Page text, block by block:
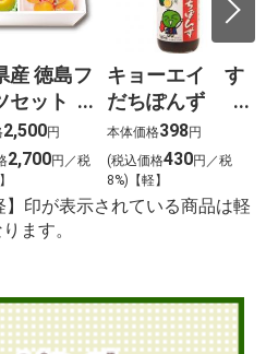
産 徳島フ
セット
ぐみ）
2,500円
2,700円／税
キョーエイ す
だちぽんず
360ml
本体価格398円
(税込価格430円／税
8%)【軽】
印が表示されている商品は軽
ます。